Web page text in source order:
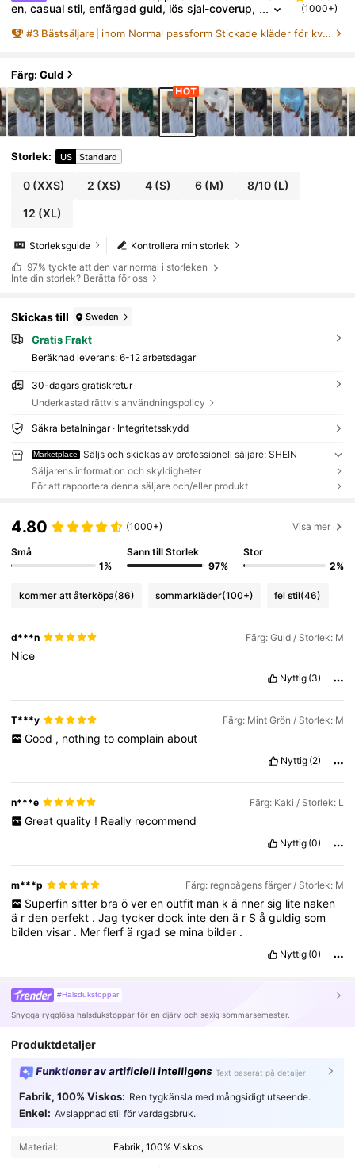
en, casual stil, enfärgad guld, lös sjal-coverup,
ear
(1000+)
#3 Bästsäljare inom Normal passform Stickade kläder för kvinnor
Färg: Guld
Storlek: US Standard
0(XXS) 2 (XS) 4 (S) 6 (M) 8/10 (L)
12 (XL)
Kontrollera min storlek
Storleksguide
97% tyckte att den var normal i storleken
Inte din storlek? Berätta för oss
Skickas till Sweden
Gratis Frakt
Beräknad leverans: 6-12 arbetsdagar
30-dagars gratiskretur
Underkastad rättvis användningspolicy
Säkra betalningar · Integritetsskydd
Marketplace
Säljs och skickas av professionell säljare: SHEIN
Säljarens information och skyldigheter
För att rapportera denna säljare och/eller produkt
4.80 (1000+) Visa mer
Små
1%
Sann till Storlek
97%
Stor
2%
kommer att återköpa(86) sommarkläder(100+) fel stil(46)
d***n Färg: Guld / Storlek: M
Nice
Nyttig (3)
T***y Färg: Mint Grön / Storlek: M
Good , nothing to complain about
Nyttig (2)
n***e Färg: Kaki / Storlek: L
Great quality ! Really recommend
Nyttig (0)
m***p Färg: regnbågens färger / Storlek: M
Superfin sitter bra ö ver en outfit man k ä nner sig lite naken
ä rden perfekt .Jagtyckerdock intedenä r Såguldigsom
bildenvisar . Merflerfä rgadse mina bilder .
Nyttig (0)
#Halsdukstoppar
Snygga rygglösa halsdukstoppar för en djärv och sexig sommarsemester.
Produktdetaljer
Funktioner av artificiell intelligens Text baserat på detaljer
Fabrik, 100% Viskos: Ren tygkänsla med mångsidigt utseende.
Enkel: Avslappnad stil för vardagsbruk.
Material: Fabrik, 100% Viskos